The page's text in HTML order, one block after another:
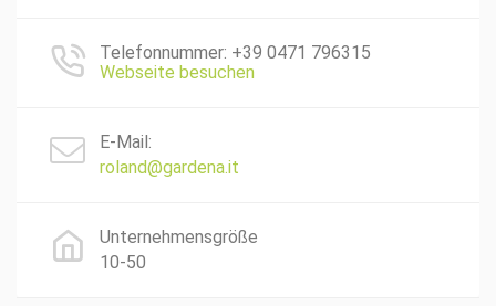
Telefonnummer: +39 0471 796315
Webseite besuchen
E-Mail:
roland@gardena.it
Unternehmensgröße
10-50